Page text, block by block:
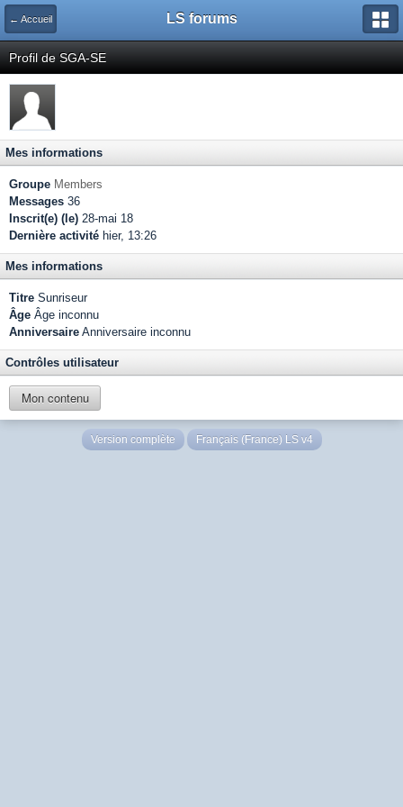
← Accueil LS forums
Profil de SGA-SE
Mes informations
Groupe Members
Messages 36
Inscrit(e) (le) 28-mai 18
Dernière activité hier, 13:26
Mes informations
Titre Sunriseur
Âge Âge inconnu
Anniversaire Anniversaire inconnu
Contrôles utilisateur
Mon contenu
Version complète Français (France) LS v4